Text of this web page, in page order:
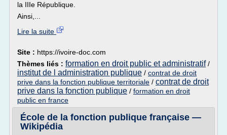
la IIIe République.
Ainsi,...
Lire la suite
Site : https://ivoire-doc.com
Thèmes liés : formation en droit public et administratif/
institut de l administration publique / contrat de droit
prive dans la fonction publique territoriale / contrat de droit
prive dans la fonction publique / formation en droit
public en france
École de la fonction publique française —
Wikipédia